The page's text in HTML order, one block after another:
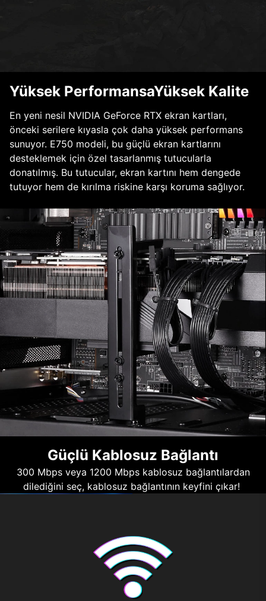
Yüksek PerformansaYüksek Kalite
En yeni nesil NVIDIA GeForce RTX ekran kartları,
önceki serilere kıyasla çok daha yüksek performans
sunuyor. E750 modeli, bu güçlü ekran kartlarını
desteklemek için özel tasarlanmış tutucularla
donatılmış. Bu tutucular, ekran kartını hem dengede
tutuyor hem de kırılma riskine karşı koruma sağlıyor.
Güçlü Kablosuz Bağlantı
300 Mbps veya 1200 Mbps kablosuz bağlantılardan
dilediğini seç, kablosuz bağlantının keyfini çıkar!